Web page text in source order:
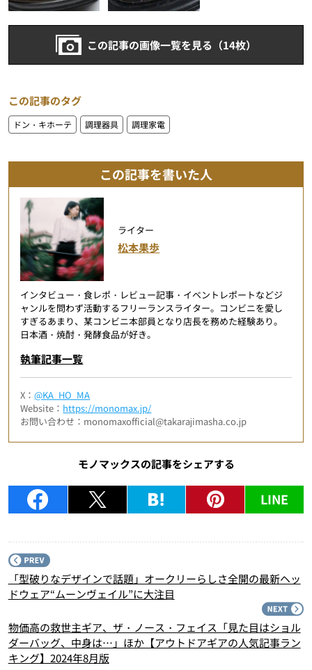
この記事の画像一覧を見る（14枚）
この記事のタグ
ドン・キホーテ 調理器具 調理家電
この記事を書いた人
ライター
松本果歩
インタビュー・食レポ・レビュー記事・イベントレポートなどジ
ャンルを問わず活動するフリーランスライター。コンビニを愛し
すぎるあまり、某コンビニ本部員となり店長を務めた経験あり。
日本酒・焼酎・発酵食品が好き。
執筆記事一覧
X：@KA_HO_MA
Website： https://monomax.jp/
お問い合わせ：monomaxofficial@takarajimasha.co.jp
モノマックスの記事をシェアする
LINE
「型破りなデザインで話題」オークリーらしさ全開の最新ヘッ
ドウェア“ムーンヴェイル”に大注目
物価高の救世主ギア、ザ・ノース・フェイス「見た目はショル
ダーバッグ、中身は…」ほか【アウトドアギアの人気記事ラン
キング】2024年8月版